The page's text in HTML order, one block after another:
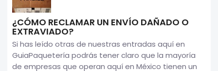
¿CÓMO RECLAMAR UN ENVÍO DAÑADO O
EXTRAVIADO?
Si has leído otras de nuestras entradas aquí en
GuiaPaquetería podrás tener claro que la mayoría
de empresas que operan aquí en México tienen un